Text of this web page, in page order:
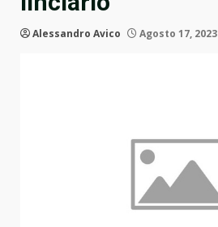
Alessandro Avico Agosto 17, 2023